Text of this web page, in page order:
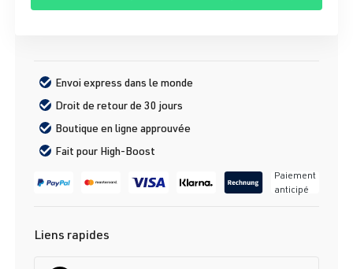
Envoi express dans le monde
Droit de retour de 30 jours
Boutique en ligne approuvée
Fait pour High-Boost
Paiement
anticipé
Liens rapides